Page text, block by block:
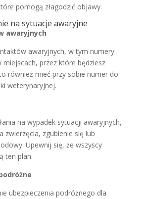
pomogą złagodzić objawy.
na sytuacje awaryjne
awaryjnych
awaryjnych, w tym numery
miejscach, przez które będziesz
również mieć przy sobie numer do
weterynaryjnej.
na wypadek sytuacji awaryjnych,
zwierzęcia, zgubienie się lub
Upewnij się, że wszyscy
ten plan.
ubezpieczenia podróżnego dla